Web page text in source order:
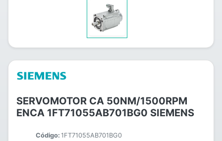
SERVOMOTOR CA 50NM/1500RPM
ENCA 1FT71055AB701BG0 SIEMENS
Código: 1FT71055AB701BG0